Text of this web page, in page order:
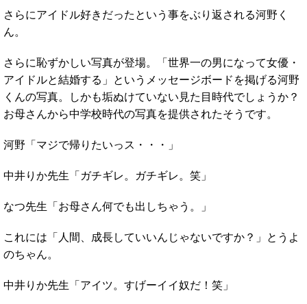
さらにアイドル好きだったという事をぶり返される河野く
ん。
さらに恥ずかしい写真が登場。「世界一の男になって女優・
アイドルと結婚する」というメッセージボードを掲げる河野
くんの写真。しかも垢ぬけていない見た目時代でしょうか？
お母さんから中学校時代の写真を提供されたそうです。
河野「マジで帰りたいっス・・・」
中井りか先生「ガチギレ。ガチギレ。笑」
なつ先生「お母さん何でも出しちゃう。」
これには「人間、成長していいんじゃないですか？」とうよ
のちゃん。
中井りか先生「アイツ。すげーイイ奴だ！笑」